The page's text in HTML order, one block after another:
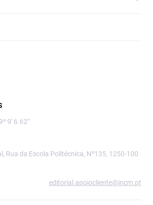
9' 6.62"
Rua da Escola Politécnica, Nº135, 1250-100
editorial.apoiocliente@incm.pt